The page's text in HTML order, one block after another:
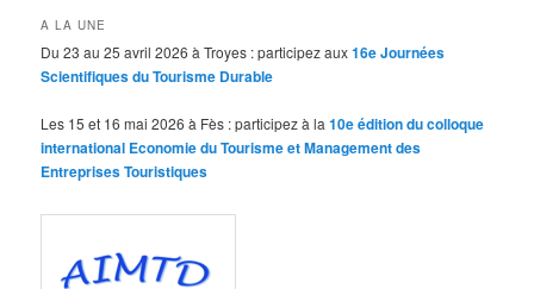
A LA UNE
Du 23 au 25 avril 2026 à Troyes : participez aux16e Journées
Scientifiques du Tourisme Durable
Les 15 et 16 mai 2026 à Fès : participez à la10e édition du colloque
international Economie du Tourisme et Management des
Entreprises Touristiques